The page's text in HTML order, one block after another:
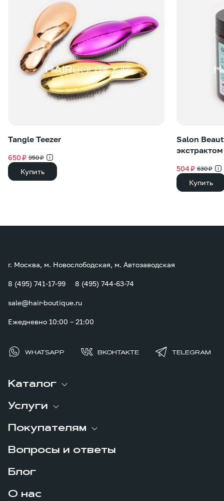
Tangle Teezer
650 ₽ 950 ₽
Купить
Salon
504 ₽ 630 ₽
Купить
Каталог
Услуги
Покупателям
Вопросы и ответы
Блог
О нас
г. Москва, м. Новослободская, м. Автозаводская
8 (495) 741-17-99 8 (495) 744-63-74
sale@hair-boutique.ru
Ежедневно 10:00 – 21:00
WHATSAPP ВКОНТАКТЕ TELEGRAM